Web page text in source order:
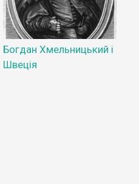
Богдан Хмельницький і
Швеція